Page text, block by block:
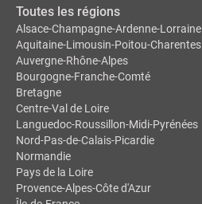
Toutes les régions
Alsace-Champagne-Ardenne-Lorraine
Aquitaine-Limousin-Poitou-Charentes
Auvergne-Rhône-Alpes
Bourgogne-Franche-Comté
Bretagne
Centre-Val de Loire
Languedoc-Roussillon-Midi-Pyrénées
Nord-Pas-de-Calais-Picardie
Normandie
Pays de la Loire
Provence-Alpes-Côte d'Azur